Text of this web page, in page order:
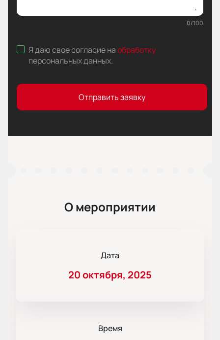
0/100
Я даю свое согласие наобработку
персональных данных.
Отправить заявку
О мероприятии
Дата
20 октября, 2025
Время